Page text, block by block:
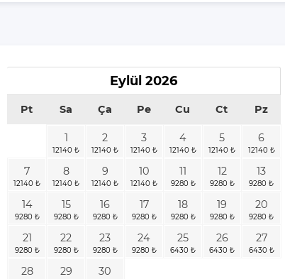
Eylül 2026
Pt Sa Ça Pe Cu Ct Pz
1 2 3 4 5 6
7 8 9 10 11 12 13
14 15 16 17 18 19 20
21 22 23 24 25 26 27
28 29 30